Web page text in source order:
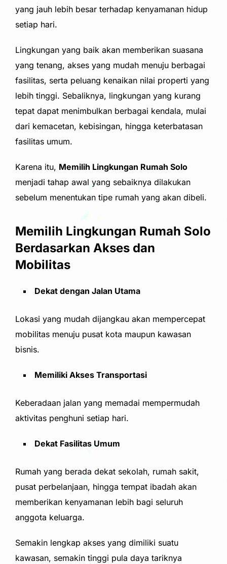
yang jauh lebih besar terhadap kenyamanan hidup
setiap hari.
Lingkungan yang baik akan memberikan suasana
yang tenang, akses yang mudah menuju berbagai
fasilitas, serta peluang kenaikan nilai properti yang
lebih tinggi. Sebaliknya, lingkungan yang kurang
tepat dapat menimbulkan berbagai kendala, mulai
dari kemacetan, kebisingan, hingga keterbatasan
fasilitas umum.
Karena itu, Memilih Lingkungan Rumah Solo
menjadi tahap awal yang sebaiknya dilakukan
sebelum menentukan tipe rumah yang akan dibeli.
Memilih Lingkungan Rumah Solo
Berdasarkan Akses dan
Mobilitas
Dekat dengan Jalan Utama
Lokasi yang mudah dijangkau akan mempercepat
mobilitas menuju pusat kota maupun kawasan
bisnis.
Memiliki Akses Transportasi
Keberadaan jalan yang memadai mempermudah
aktivitas penghuni setiap hari.
Dekat Fasilitas Umum
Rumah yang berada dekat sekolah, rumah sakit,
pusat perbelanjaan, hingga tempat ibadah akan
memberikan kenyamanan lebih bagi seluruh
anggota keluarga.
Semakin lengkap akses yang dimiliki suatu
kawasan, semakin tinggi pula daya tariknya